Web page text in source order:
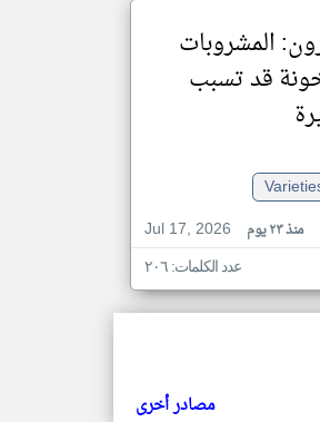
المشروبات
قد تسبب
Jul 17, 2026
منذ ٢٣ يوم
عدد الكلمات: ٢٠٦
مصادر أخرى